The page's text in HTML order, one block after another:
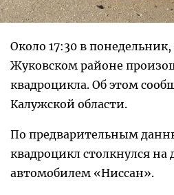
Около 17:30 в
Жуковском районе
квадроцикла. Об этом
Калужской области.
По предварительным
квадроцикл столкнулся на
автомобилем «Ниссан».